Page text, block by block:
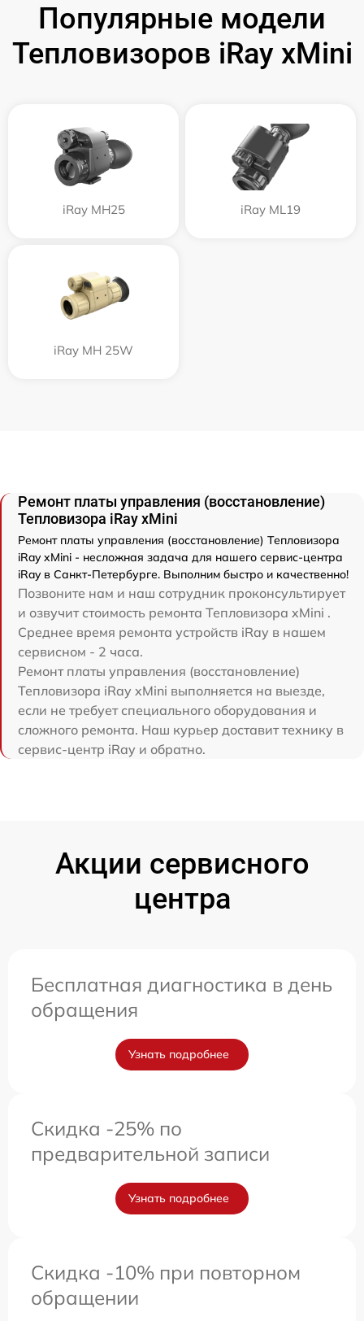
Популярные модели
Тепловизоров iRay xMini
iRay MH25 iRay ML19
iRay MH 25W
Ремонт платы управления (восстановление)
Тепловизора iRay xMini
Ремонт платы управления (восстановление) Тепловизора
iRay xMini - несложная задача для нашего сервис-центра
iRay в Санкт-Петербурге. Выполним быстро и качественно!
Позвоните нам и наш сотрудник проконсультирует
и озвучит стоимость ремонта Тепловизора xMini .
Среднее время ремонта устройств iRay в нашем
сервисном - 2 часа.
Ремонт платы управления (восстановление)
Тепловизора iRay xMini выполняется на выезде,
если не требует специального оборудования и
сложного ремонта. Наш курьер доставит технику в
сервис-центр iRay и обратно.
Акции сервисного
центра
Бесплатная диагностика в день
обращения
Узнать подробнее
Скидка -25% по
предварительной записи
Узнать подробнее
Скидка -10% при повторном
обращении